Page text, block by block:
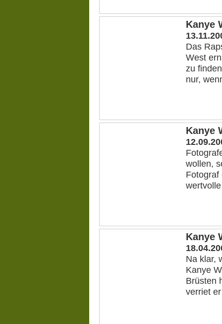
Kanye
Das
West
zu
nur,
Kanye
wollen,
Fotograf
Kanye
Na klar,
Kanye
Brüsten
verriet